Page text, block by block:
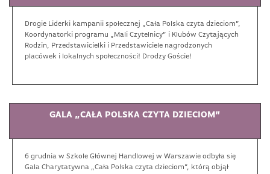
Drogie Liderki kampanii społecznej „Cała Polska czyta dzieciom”,
Koordynatorki programu „Mali Czytelnicy” i Klubów Czytających
Rodzin, Przedstawicielki i Przedstawiciele nagrodzonych
placówek i lokalnych społeczności! Drodzy Goście!
GALA „CAŁA POLSKA CZYTA DZIECIOM”
6 grudnia w Szkole Głównej Handlowej w Warszawie odbyła się
Gala Charytatywna „Cała Polska czyta dzieciom”, którą objął